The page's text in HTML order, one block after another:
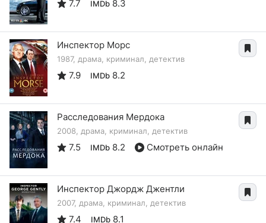
7.7 IMDb 8.3
Инспектор Морс
1987, драма, криминал, детектив
7.9 IMDb 8.2
Расследования Мердока
2008, драма, криминал, детектив
7.5 IMDb 8.2 Смотреть онлайн
Инспектор Джордж Джентли
2007, драма, криминал, детектив
7.4 IMDb 8.1